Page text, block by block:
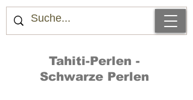
Tahiti-Perlen -
Schwarze Perlen